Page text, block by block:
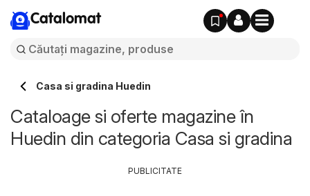
Catalomat
Casa si gradina Huedin
Cataloage si oferte magazine în
Huedin din categoria Casa si gradina
PUBLICITATE